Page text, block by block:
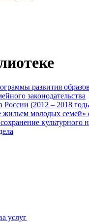
развития
законодательства
России (2012 – 2018
молодых
культурного
услуг